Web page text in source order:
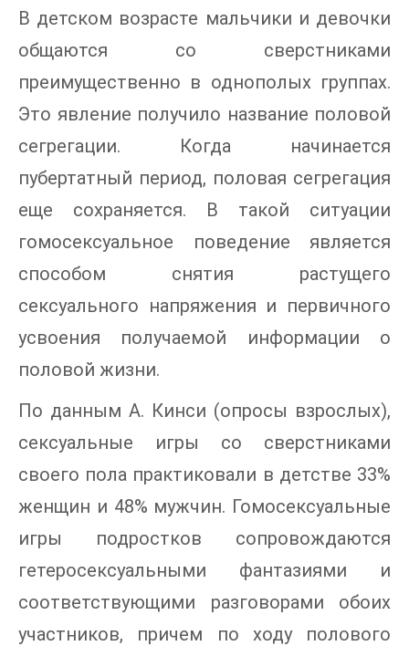
В детском возрасте мальчики и девочки
общаются со сверстниками
преимущественно в однополых группах.
Это явление получило название половой
сегрегации. Когда начинается
пубертатный период, половая сегрегация
еще сохраняется. В такой ситуации
гомосексуальное поведение является
способом снятия растущего
сексуального напряжения и первичного
усвоения получаемой информации о
половой жизни.
По данным А. Кинси (опросы взрослых),
сексуальные игры со сверстниками
своего пола практиковали в детстве 33%
женщин и 48% мужчин. Гомосексуальные
игры подростков сопровождаются
гетеросексуальными фантазиями и
соответствующими разговорами обоих
участников, причем по ходу полового